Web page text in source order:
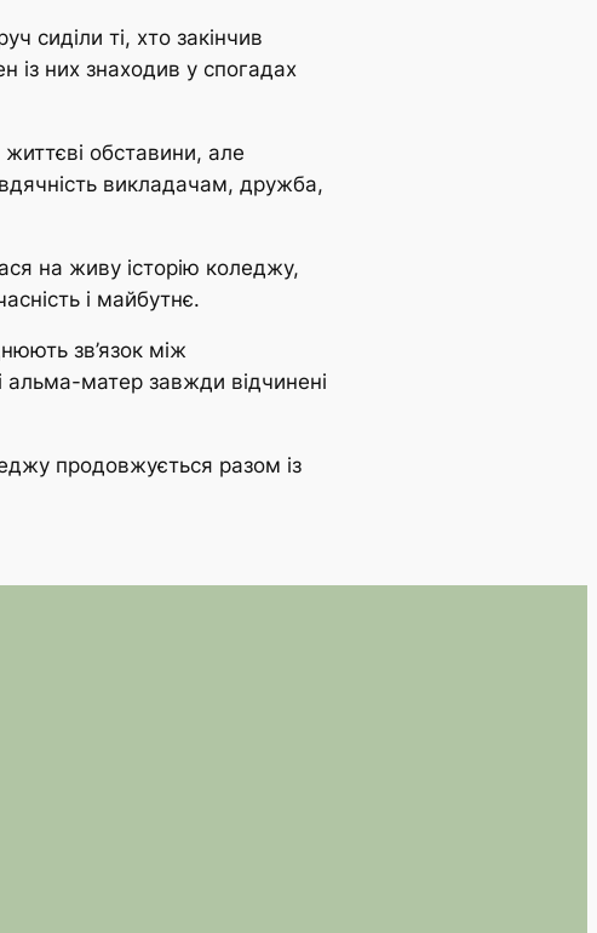
сиділи ті, хто закінчив
із них знаходив у спогадах
обставини, але
викладачам, дружба,
на живу історію коледжу,
і майбутнє.
зв’язок між
матер завжди відчинені
продовжується разом із